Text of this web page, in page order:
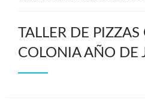
TALLER DE
COLONIA AÑO DE